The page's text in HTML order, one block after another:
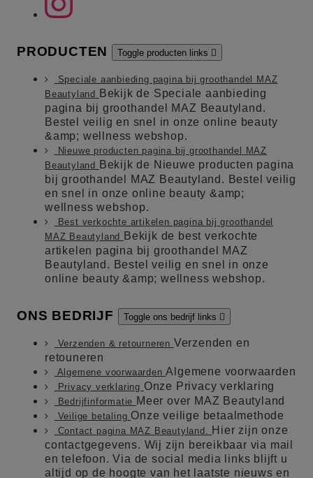
PRODUCTEN Toggle producten links 
Speciale aanbieding pagina bij groothandel MAZ
Beautyland
Bekijk de Speciale aanbieding
pagina bij groothandel MAZ Beautyland.
Bestel veilig en snel in onze online beauty
&amp; wellness webshop.
Nieuwe producten pagina bij groothandel MAZ
Beautyland
Bekijk de Nieuwe producten pagina
bij groothandel MAZ Beautyland. Bestel veilig
en snel in onze online beauty &amp;
wellness webshop.
Best verkochte artikelen pagina bij groothandel
MAZ Beautyland
Bekijk de best verkochte
artikelen pagina bij groothandel MAZ
Beautyland. Bestel veilig en snel in onze
online beauty &amp; wellness webshop.
ONS BEDRIJF Toggle ons bedrijf links 
Verzenden & retourneren Verzenden en
retouneren
Algemene voorwaardenAlgemene voorwaarden
Privacy verklaring Onze Privacy verklaring
Bedrijfinformatie Meer over MAZ Beautyland
Veilige betaling Onze veilige betaalmethode
Contact pagina MAZ Beautyland. Hier zijn onze
contactgegevens. Wij zijn bereikbaar via mail
en telefoon. Via de social media links blijft u
altijd op de hoogte van het laatste nieuws en